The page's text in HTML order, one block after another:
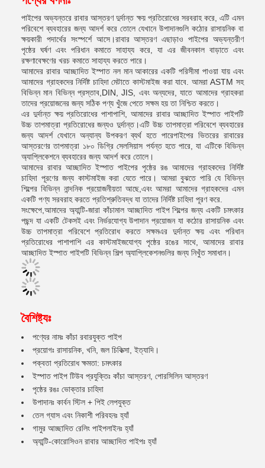
পাইপের অভ্যন্তরে রাবার আস্তরণ দুর্দান্ত ক্ষয় প্রতিরোধের সরবরাহ করে, এটি এমন
পরিবেশে ব্যবহারের জন্য আদর্শ করে তোলে যেখানে উপাদানগুলি কঠোর রাসায়নিক বা
ক্ষয়কারী পদার্থের সংস্পর্শে আসে।রাবার আস্তরণ এছাড়াও পাইপের অভ্যন্তরীণ
পৃষ্ঠের ঘর্ষণ এবং পরিধান কমাতে সাহায্য করে, যা এর জীবনকাল বাড়াতে এবং
রক্ষণাবেক্ষণের খরচ কমাতে সাহায্য করতে পারে।
আমাদের রাবার আচ্ছাদিত ইস্পাত নল মান আকারের একটি পরিসীমা পাওয়া যায় এবং
আমাদের গ্রাহকদের নির্দিষ্ট চাহিদা মেটাতে কাস্টমাইজ করা যাবে. আমরা ASTM সহ
বিভিন্ন মান বিভিন্ন প্রস্তাব,DIN, JIS, এবং অন্যদের, যাতে আমাদের গ্রাহকরা
তাদের প্রয়োজনের জন্য সঠিক পণ্য খুঁজে পেতে সক্ষম হয় তা নিশ্চিত করতে।
এর দুর্দান্ত ক্ষয় প্রতিরোধের পাশাপাশি, আমাদের রাবার আচ্ছাদিত ইস্পাত পাইপটি
উচ্চ তাপমাত্রা প্রতিরোধের জন্যও দুর্দান্ত।এটি উচ্চ তাপমাত্রা পরিবেশে ব্যবহারের
জন্য আদর্শ যেখানে অন্যান্য উপকরণ ব্যর্থ হতে পারেপাইপের ভিতরের রাবারের
আস্তরণের তাপমাত্রা ১৮০ ডিগ্রি সেলসিয়াস পর্যন্ত হতে পারে, যা এটিকে বিভিন্ন
অ্যাপ্লিকেশনে ব্যবহারের জন্য আদর্শ করে তোলে।
আমাদের রাবার আচ্ছাদিত ইস্পাত পাইপের পৃষ্ঠের রঙ আমাদের গ্রাহকদের নির্দিষ্ট
চাহিদা পূরণের জন্য কাস্টমাইজ করা যেতে পারে। আমরা বুঝতে পারি যে বিভিন্ন
শিল্পের বিভিন্ন নান্দনিক প্রয়োজনীয়তা আছে,এবং আমরা আমাদের গ্রাহকদের এমন
একটি পণ্য সরবরাহ করতে প্রতিশ্রুতিবদ্ধ যা তাদের নির্দিষ্ট চাহিদা পূরণ করে.
সংক্ষেপে,আমাদের অ্যান্টি-জারা কাঁচামাল আচ্ছাদিত পাইপ শিল্পের জন্য একটি চমৎকার
পছন্দ যা একটি টেকসই এবং নির্ভরযোগ্য উপাদান প্রয়োজন যা কঠোর রাসায়নিক এবং
উচ্চ তাপমাত্রা পরিবেশে প্রতিরোধ করতে সক্ষমএর দুর্দান্ত ক্ষয় এবং পরিধান
প্রতিরোধের পাশাপাশি এর কাস্টমাইজযোগ্য পৃষ্ঠের রঙের সাথে, আমাদের রাবার
আচ্ছাদিত ইস্পাত পাইপটি বিভিন্ন শিল্প অ্যাপ্লিকেশনগুলির জন্য নিখুঁত সমাধান।
বৈশিষ্ট্যঃ
পণ্যের নামঃ কাঁচা রবারযুক্ত পাইপ
প্রয়োগঃ রাসায়নিক, খনি, জল চিকিত্সা, ইত্যাদি।
পক্বতা প্রতিরোধ ক্ষমতা: চমৎকার
ইস্পাত পাইপ টিউব প্রযুক্তিঃ কাঁচা আস্তরণ, পোরসিলিন আস্তরণ
পৃষ্ঠের রঙঃ ভোক্তার চাহিদা
উপাদানঃ কার্বন স্টিল + পিই লেপযুক্ত
তেল গ্যাস এবং নিকাশী পরিবহনঃ হ্যাঁ
গামুর আচ্ছাদিত রেলিং পাইপলাইনঃ হ্যাঁ
অ্যান্টি-কোরোসিওন রাবার আচ্ছাদিত পাইপঃ হ্যাঁ